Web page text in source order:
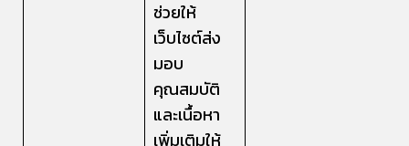
ช่วยให้
เว็บไซต์ส่ง
มอบ
คุณสมบัติ
และเนื้อหา
เพิ่มเติมให้